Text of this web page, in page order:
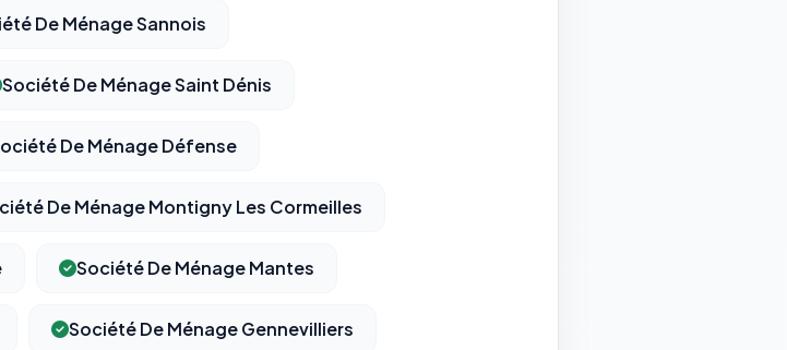
De Ménage Sannois
Société De Ménage Saint Dénis
De Ménage Défense
De Ménage Montigny Les Cormeilles
Société De Ménage Mantes
Société De Ménage Gennevilliers